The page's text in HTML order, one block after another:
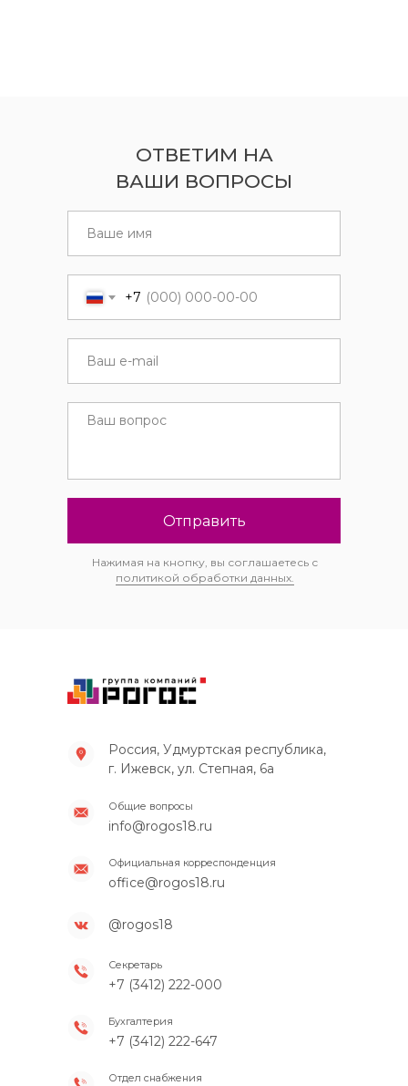
+7
Отправить
Нажимая на кнопку, вы соглашаетесь с
политикой обработки данных.
ОТВЕТИМ НА
ВАШИ ВОПРОСЫ
Россия, Удмуртская республика,
г. Ижевск, ул. Степная, 6а
@rogos18
info@rogos18.ru
+7 (3412) 222-000
+7 (3412) 222-647
Секретарь
Общие вопросы
office@rogos18.ru
Официальная корреспонденция
Бухгалтерия
Отдел снабжения